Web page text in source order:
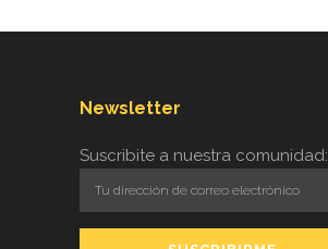
Newsletter
Suscribite a nuestra comunidad: